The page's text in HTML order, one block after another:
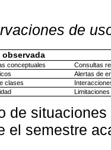
de
conceptuales
Consultas
Alertas de
clases
de
el semestre